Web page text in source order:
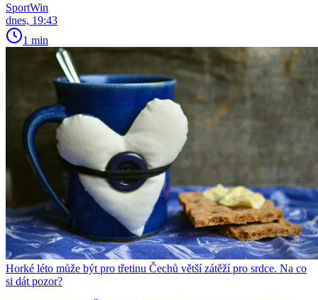
SportWin
dnes, 19:43
1 min
Horké léto může být pro třetinu Čechů větší zátěží pro srdce. Na co
si dát pozor?